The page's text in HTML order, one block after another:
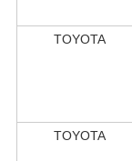
TOYOTA
TOYOTA